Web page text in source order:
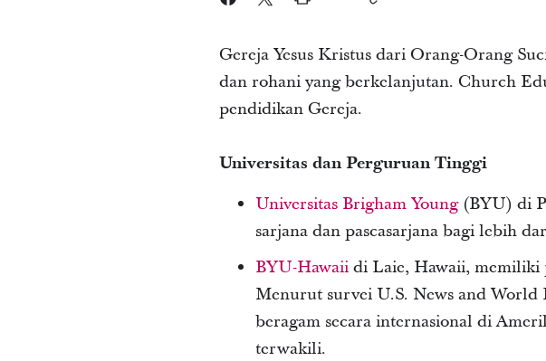
Gereja Yesus Kristus dari Orang-Orang
dan rohani yang berkelanjutan. Church
pendidikan Gereja.
Universitas dan Perguruan Tinggi
Universitas Brigham Young (BYU) di
sarjana dan pascasarjana bagi lebih
BYU-Hawaiidi Laie, Hawaii, memiliki
Menurut survei U.S. News and
beragam secara internasional di
terwakili.